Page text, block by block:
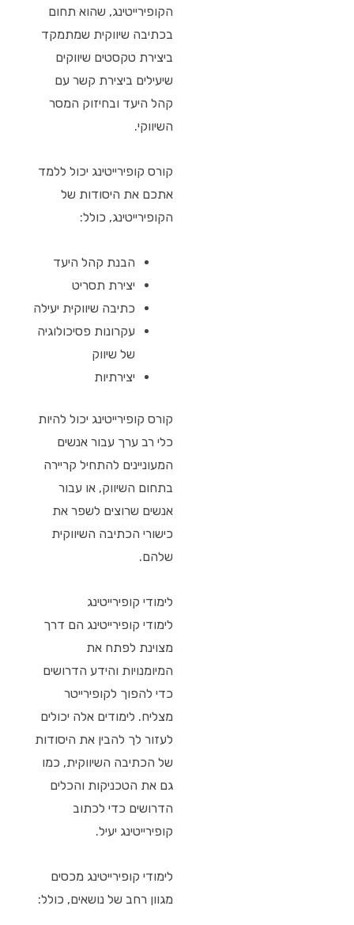
הקופירייטינג, שהוא תחום
בכתיבה שיווקית שמתמקד
ביצירת טקסטים שיווקים
שיעילים ביצירת קשר עם
קהל היעד ובחיזוק המסר
השיווקי.
קורס קופירייטינג יכול ללמד
אתכם את היסודות של
הקופירייטינג, כולל:
הבנת קהל היעד
יצירת תסריט
כתיבה שיווקית יעילה
עקרונות פסיכולוגיה
של שיווק
יצירתיות
קורס קופירייטינג יכול להיות
כלי רב ערך עבור אנשים
המעוניינים להתחיל קריירה
בתחום השיווק, או עבור
אנשים שרוצים לשפר את
כישורי הכתיבה השיווקית
שלהם.
לימודי קופירייטינג
לימודי קופירייטינג הם דרך
מצוינת לפתח את
המיומנויות והידע הדרושים
כדי להפוך לקופירייטר
מצליח. לימודים אלה יכולים
לעזור לך להבין את היסודות
של הכתיבה השיווקית, כמו
גם את הטכניקות והכלים
הדרושים כדי לכתוב
קופירייטינג יעיל.
לימודי קופירייטינג מכסים
מגוון רחב של נושאים, כולל: